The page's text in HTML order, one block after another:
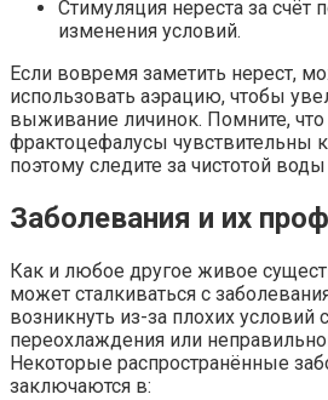
Стимуляция нереста за
изменения условий.
Если вовремя заметить нерест,
использовать аэрацию, чтобы
выживание личинок. Помните,
фрактоцефалусы чувствительны
поэтому следите за чистотой
Заболевания и их
Как и любое другое живое
может сталкиваться с
возникнуть из-за плохих условий
переохлаждения или
Некоторые распространённые
заключаются в: